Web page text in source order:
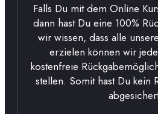
Falls Du mit dem Online
dann hast Du eine 100%
wir wissen, dass alle
erzielen können wir
kostenfreie
stellen. Somit hast Du kein